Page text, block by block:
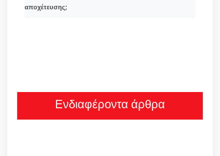
αποχέτευσης;
Ενδιαφέροντα άρθρα